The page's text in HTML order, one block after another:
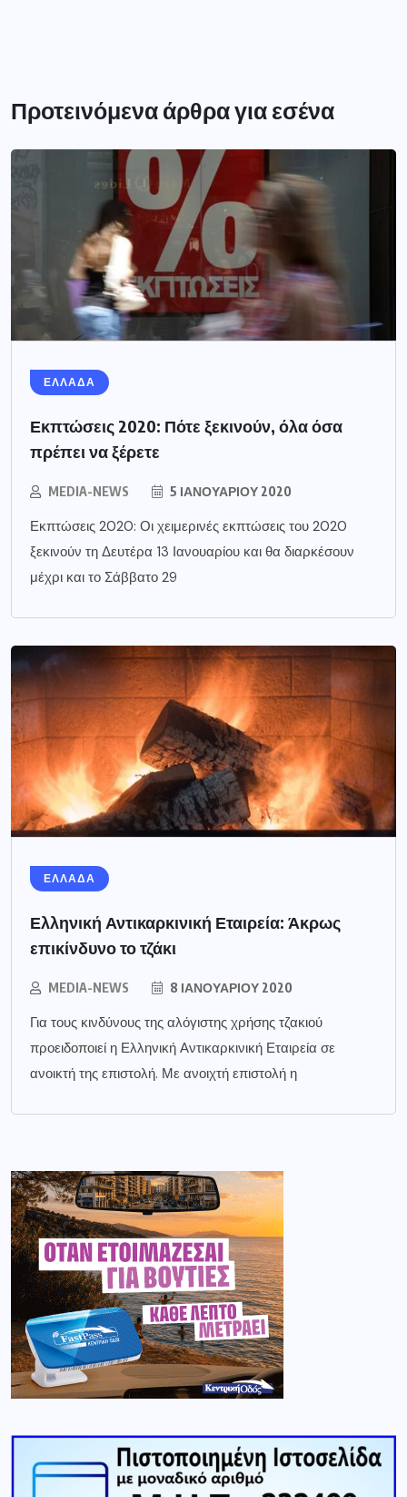
Προτεινόμενα άρθρα για εσένα
ΕΛΛΑΔΑ
Εκπτώσεις 2020: Πότε ξεκινούν, όλα όσα
πρέπει να ξέρετε
MEDIA-NEWS 5 ΙΑΝΟΥΑΡΊΟΥ 2020
Εκπτώσεις 2020: Οι χειμερινές εκπτώσεις του 2020
ξεκινούν τη Δευτέρα 13 Ιανουαρίου και θα διαρκέσουν
μέχρι και το Σάββατο 29
ΕΛΛΑΔΑ
Ελληνική Αντικαρκινική Εταιρεία: Άκρως
επικίνδυνο το τζάκι
MEDIA-NEWS 8 ΙΑΝΟΥΑΡΊΟΥ 2020
Για τους κινδύνους της αλόγιστης χρήσης τζακιού
προειδοποιεί η Ελληνική Αντικαρκινική Εταιρεία σε
ανοικτή της επιστολή. Με ανοιχτή επιστολή η